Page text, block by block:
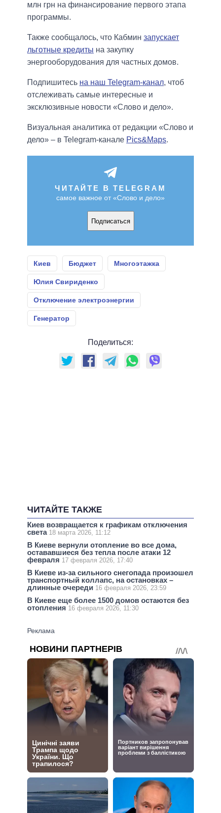
млн грн на финансирование первого этапа
программы.
Также сообщалось, что Кабмин запускает
льготные кредиты на закупку
энергооборудования для частных домов.
Подпишитесь на наш Telegram-канал, чтоб
отслеживать самые интересные и
эксклюзивные новости «Слово и дело».
Визуальная аналитика от редакции «Слово и
дело» – в Telegram-канале Pics&Maps.
ЧИТАЙТЕ В TELEGRAM
самое важное от «Слово и дело»
Подписаться
Киев Бюджет Многоэтажка
Юлия Свириденко
Отключение электроэнергии
Генератор
Поделиться:
ЧИТАЙТЕ ТАКЖЕ
Киев возвращается к графикам отключения
света 18 марта 2026, 11:12
В Киеве вернули отопление во все дома,
остававшиеся без тепла после атаки 12
февраля 17 февраля 2026, 17:40
В Киеве из-за сильного снегопада произошел
транспортный коллапс, на остановках –
длинные очереди 16 февраля 2026, 23:59
В Киеве еще более 1500 домов остаются без
отопления 16 февраля 2026, 11:30